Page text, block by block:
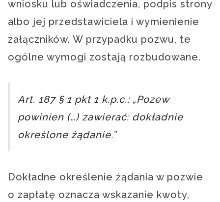
wniosku lub oświadczenia, podpis strony
albo jej przedstawiciela i wymienienie
załączników. W przypadku pozwu, te
ogólne wymogi zostają rozbudowane.
Art. 187 § 1 pkt 1 k.p.c.: „Pozew
powinien (…) zawierać: dokładnie
określone żądanie.”
Dokładne określenie żądania w pozwie
o zapłatę oznacza wskazanie kwoty,